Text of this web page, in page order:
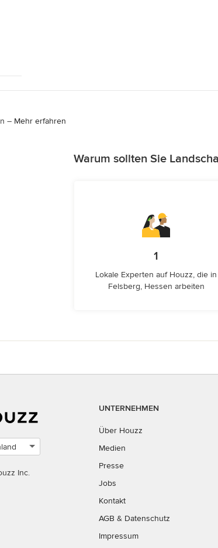
– Mehr erfahren
Warum sollten Sie
1
Lokale Experten auf Houzz, die in
Felsberg, Hessen arbeiten
Inc.
UNTERNEHMEN
Über Houzz
Medien
Presse
Jobs
Kontakt
AGB & Datenschutz
Impressum